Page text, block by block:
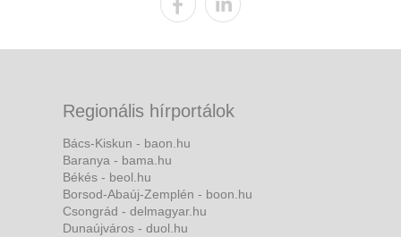
Regionális hírportálok
Bács-Kiskun - baon.hu
Baranya - bama.hu
Békés - beol.hu
Borsod-Abaúj-Zemplén - boon.hu
Csongrád - delmagyar.hu
Dunaújváros - duol.hu